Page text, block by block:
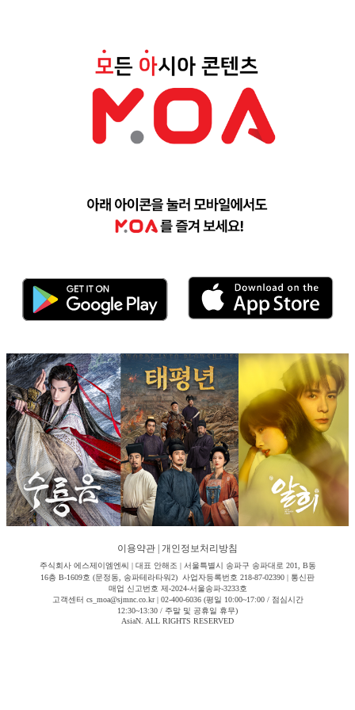
이용약관 개인정보처리방침
주식회사 에스제이엠엔씨 | 대표 안해조 | 서울특별시 송파구 송파대로 201, B동
16층 B-1609호 (문정동, 송파테라타워2) 사업자등록번호 218-87-02390 | 통신판
매업 신고번호 제-2024-서울송파-3233호
고객센터 cs_moa@sjmnc.co.kr | 02-400-6036 (평일 10:00~17:00 / 점심시간
12:30~13:30 / 주말 및 공휴일 휴무)
AsiaN. ALL RIGHTS RESERVED